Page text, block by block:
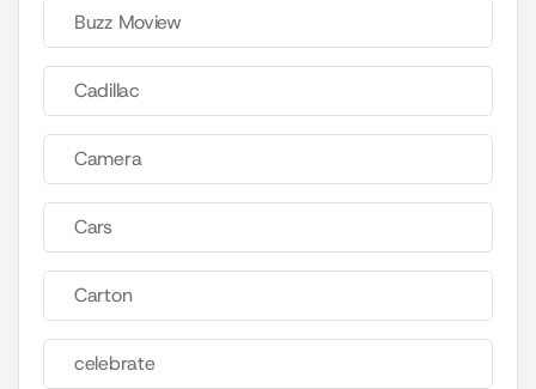
Buzz Moview
Cadillac
Camera
Cars
Carton
celebrate